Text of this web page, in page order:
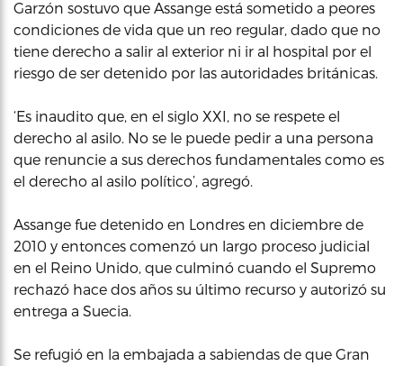
Garzón sostuvo que Assange está sometido a peores
condiciones de vida que un reo regular, dado que no
tiene derecho a salir al exterior ni ir al hospital por el
riesgo de ser detenido por las autoridades británicas.
‘Es inaudito que, en el siglo XXI, no se respete el
derecho al asilo. No se le puede pedir a una persona
que renuncie a sus derechos fundamentales como es
el derecho al asilo político’, agregó.
Assange fue detenido en Londres en diciembre de
2010 y entonces comenzó un largo proceso judicial
en el Reino Unido, que culminó cuando el Supremo
rechazó hace dos años su último recurso y autorizó su
entrega a Suecia.
Se refugió en la embajada a sabiendas de que Gran